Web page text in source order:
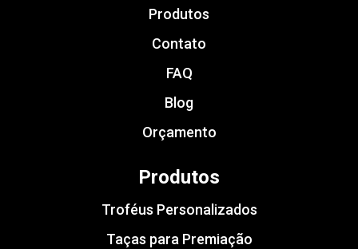
Produtos
Contato
FAQ
Blog
Orçamento
Produtos
Troféus Personalizados
Taças para Premiação